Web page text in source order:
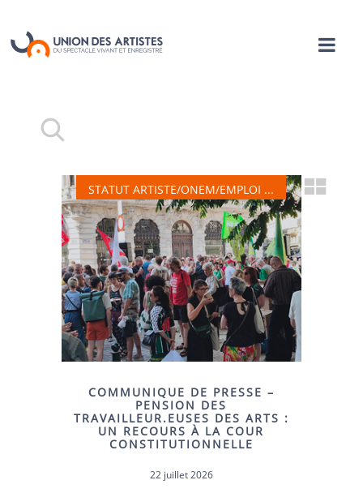
STATUT ARTISTE/ONEM/EMPLOI ...
COMMUNIQUE DE PRESSE –
PENSION DES
TRAVAILLEUR.EUSES DES ARTS :
UN RECOURS À LA COUR
CONSTITUTIONNELLE
22 juillet 2026